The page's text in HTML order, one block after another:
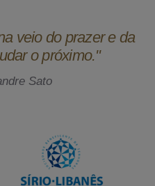
veio do prazer e da
o próximo."
Sato